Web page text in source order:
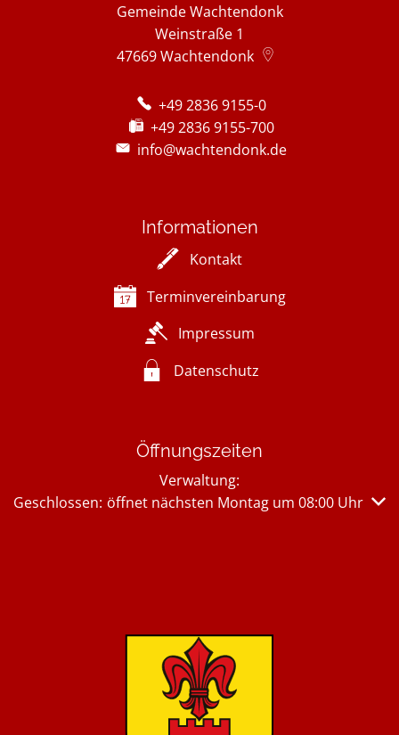
Gemeinde Wachtendonk
Weinstraße 1
47669Wachtendonk
+49 2836 9155-0
+49 2836 9155-700
info@wachtendonk.de
Informationen
Kontakt
Terminvereinbarung
Impressum
Datenschutz
Öffnungszeiten
Verwaltung:
Klicken, um weitere Öffnungs- oder Schließzeiten
Geschlossen: öffnet nächsten Montag um 08:00 Uhr